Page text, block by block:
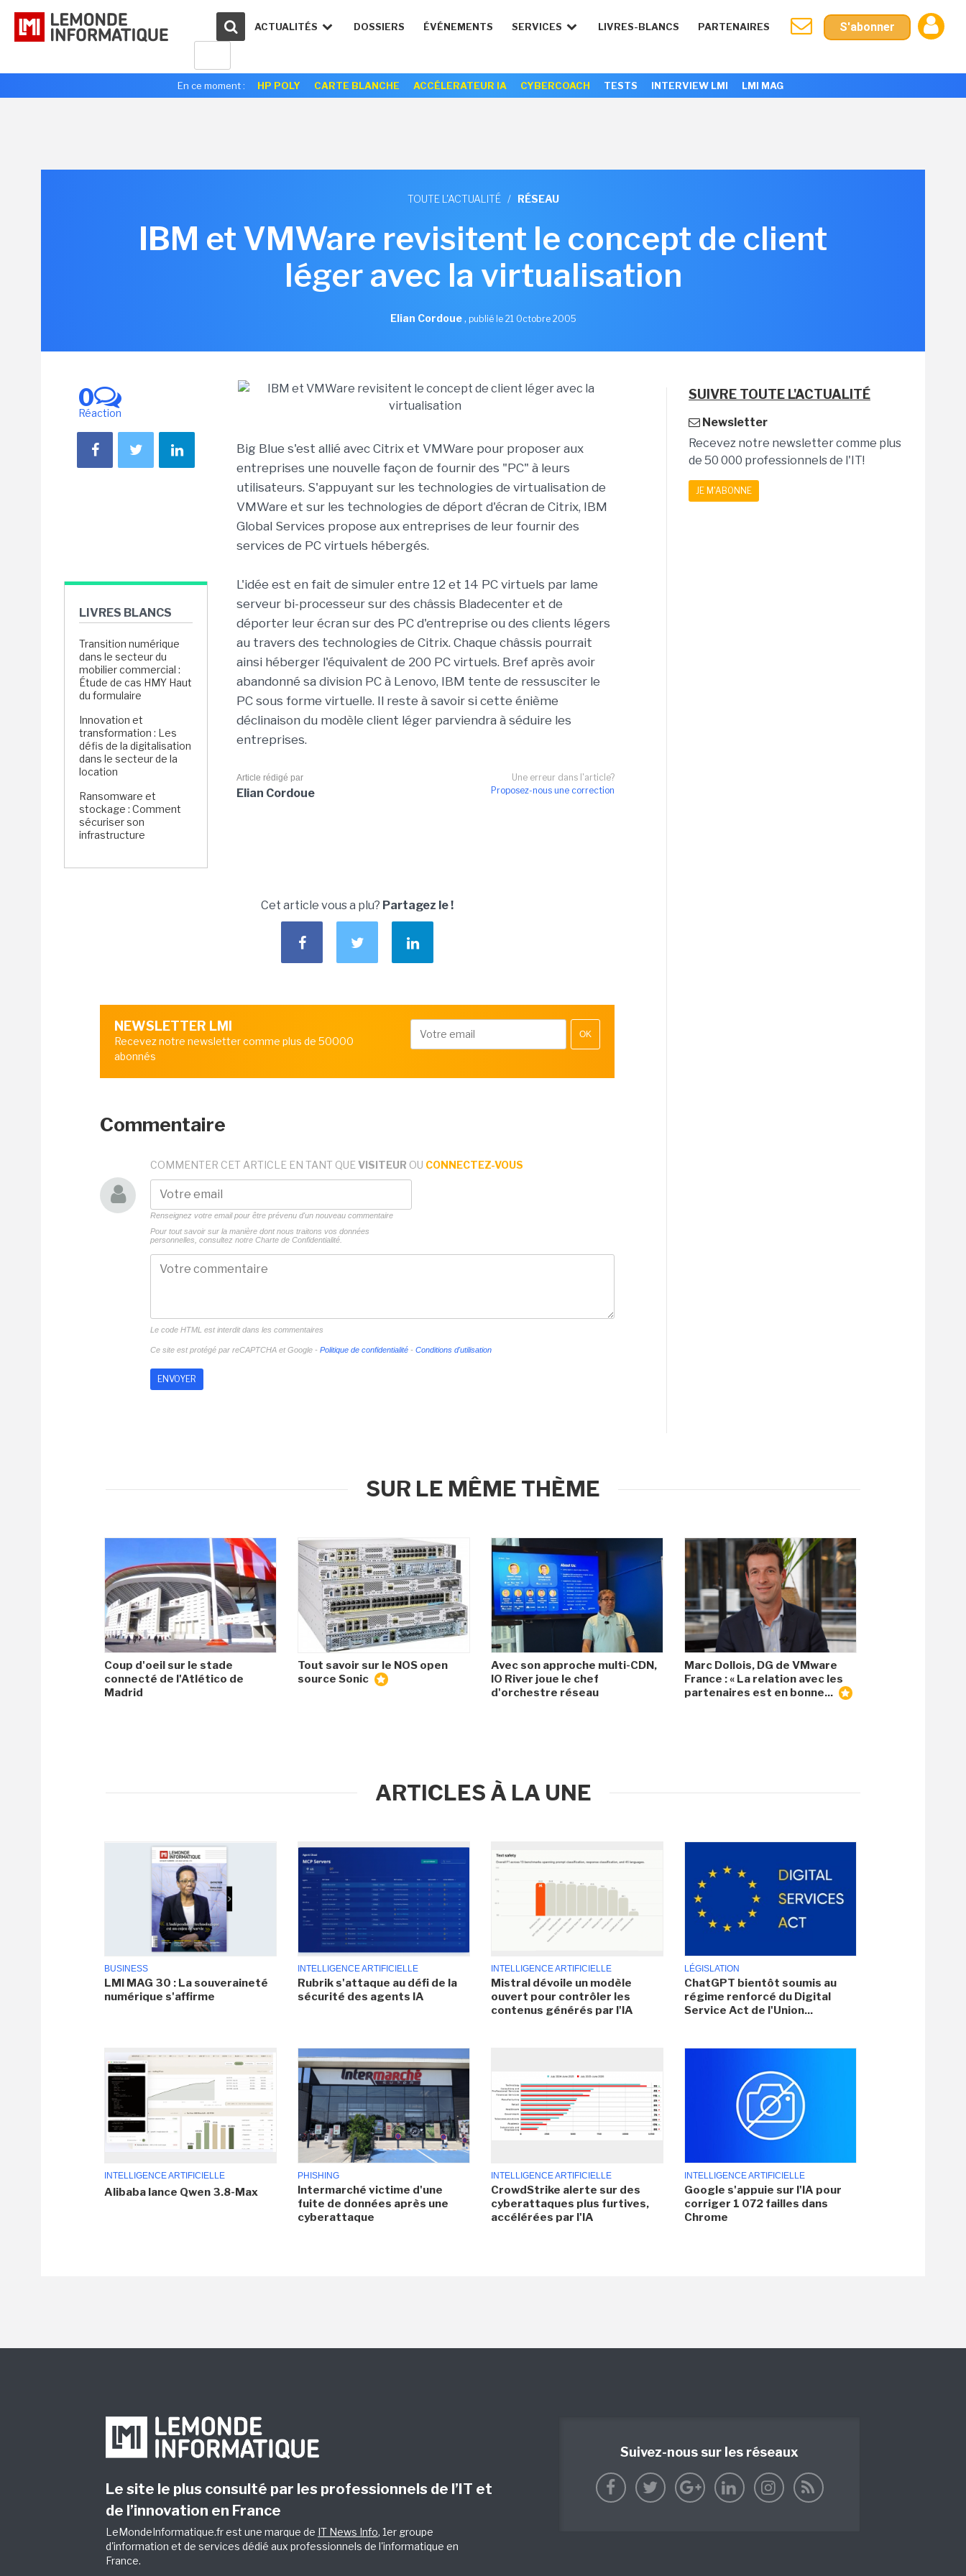
ACTUALITÉS DOSSIERS ÉVÉNEMENTS SERVICES LIVRES-BLANCS PARTENAIRES S'abonner
En ce moment : HP POLY CARTE BLANCHE ACCÉLERATEUR IA CYBERCOACH TESTS INTERVIEW LMI LMI MAG
TOUTE L'ACTUALITÉ / RÉSEAU
IBM et VMWare revisitent le concept de client
léger avec la virtualisation
Elian Cordoue, publié le 21 Octobre 2005
0
Réaction
LIVRES BLANCS
Transition numérique
dans le secteur du
mobilier commercial :
Étude de cas HMY Haut
du formulaire
Innovation et
transformation : Les
défis de la digitalisation
dans le secteur de la
location
Ransomware et
stockage : Comment
sécuriser son
infrastructure
Big Blue s'est allié avec Citrix et VMWare pour proposer aux
entreprises une nouvelle façon de fournir des "PC" à leurs
utilisateurs. S'appuyant sur les technologies de virtualisation de
VMWare et sur les technologies de déport d'écran de Citrix, IBM
Global Services propose aux entreprises de leur fournir des
services de PC virtuels hébergés.
L'idée est en fait de simuler entre 12 et 14 PC virtuels par lame
serveur bi-processeur sur des châssis Bladecenter et de
déporter leur écran sur des PC d'entreprise ou des clients légers
au travers des technologies de Citrix. Chaque châssis pourrait
ainsi héberger l'équivalent de 200 PC virtuels. Bref après avoir
abandonné sa division PC à Lenovo, IBM tente de ressusciter le
PC sous forme virtuelle. Il reste à savoir si cette énième
déclinaison du modèle client léger parviendra à séduire les
entreprises.
Une erreur dans l'article?
Proposez-nous une correction
Article rédigé par
Elian Cordoue
Cet article vous a plu? Partagez le !
NEWSLETTER LMI
Recevez notre newsletter comme plus de 50000
abonnés
OK
Commentaire
COMMENTER CET ARTICLE EN TANT QUE VISITEUR OU CONNECTEZ-VOUS
Renseignez votre email pour être prévenu d'un nouveau commentaire
Pour tout savoir sur la manière dont nous traitons vos données
personnelles, consultez notre Charte de Confidentialité.
Le code HTML est interdit dans les commentaires
Ce site est protégé par reCAPTCHA et Google - Politique de confidentialité - Conditions d'utilisation
SUIVRE TOUTE L'ACTUALITÉ
Newsletter
Recevez notre newsletter comme plus
de 50 000 professionnels de l'IT!
JE M'ABONNE
SUR LE MÊME THÈME
Coup d'oeil sur le stade
connecté de l'Atlético de
Madrid
Tout savoir sur le NOS open
source Sonic
Avec son approche multi-CDN,
IO River joue le chef
d'orchestre réseau
Marc Dollois, DG de VMware
France : « La relation avec les
partenaires est en bonne...
ARTICLES À LA UNE
BUSINESS
LMI MAG 30 : La souveraineté
numérique s'affirme
INTELLIGENCE ARTIFICIELLE
Rubrik s'attaque au défi de la
sécurité des agents IA
INTELLIGENCE ARTIFICIELLE
Mistral dévoile un modèle
ouvert pour contrôler les
contenus générés par l'IA
LÉGISLATION
ChatGPT bientôt soumis au
régime renforcé du Digital
Service Act de l'Union...
INTELLIGENCE ARTIFICIELLE
Alibaba lance Qwen 3.8-Max
PHISHING
Intermarché victime d'une
fuite de données après une
cyberattaque
INTELLIGENCE ARTIFICIELLE
CrowdStrike alerte sur des
cyberattaques plus furtives,
accélérées par l'IA
INTELLIGENCE ARTIFICIELLE
Google s'appuie sur l'IA pour
corriger 1 072 failles dans
Chrome
Le site le plus consulté par les professionnels de l’IT et
de l’innovation en France
LeMondeInformatique.fr est une marque de IT News Info, 1er groupe
d'information et de services dédié aux professionnels de l'informatique en
France.
Suivez-nous sur les réseaux